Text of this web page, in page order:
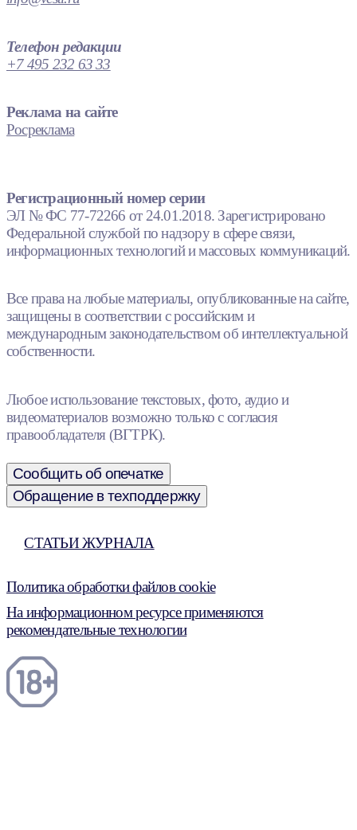
Телефон редакции
+7 495 232 63 33
Реклама на сайте
Росреклама
Регистрационный номер серии
ЭЛ № ФС 77-72266 от 24.01.2018. Зарегистрировано
Федеральной службой по надзору в сфере связи,
информационных технологий и массовых коммуникаций.
Все права на любые материалы, опубликованные на сайте,
защищены в соответствии с российским и
международным законодательством об интеллектуальной
собственности.
Любое использование текстовых, фото, аудио и
видеоматериалов возможно только с согласия
правообладателя (ВГТРК).
Сообщить об опечатке
Обращение в техподдержку
СТАТЬИ ЖУРНАЛА
Политика обработки файлов cookie
На информационном ресурсе применяются
рекомендательные технологии